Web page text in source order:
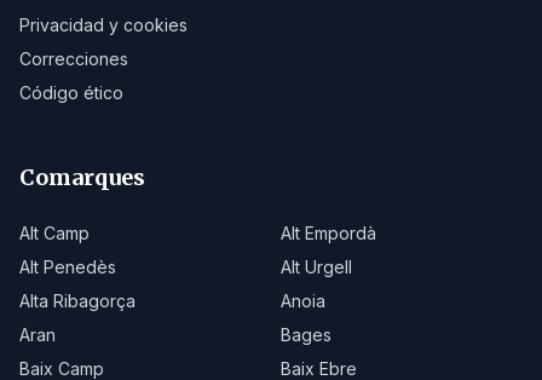
Privacidad y cookies
Correcciones
Código ético
Comarques
Alt Camp
Alt Empordà
Alt Penedès
Alt Urgell
Alta Ribagorça
Anoia
Aran
Bages
Baix Camp
Baix Ebre